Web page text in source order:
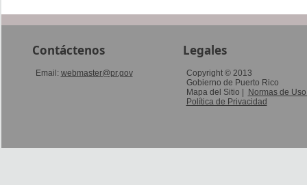
Contáctenos
Email: webmaster@pr.gov
Legales
Copyright © 2013
Gobierno de Puerto Rico
Mapa del Sitio |
Normas de
Política de Privacidad